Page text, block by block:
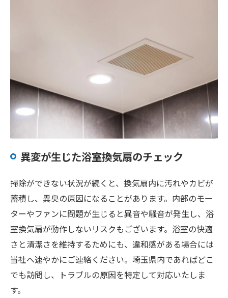
異変が生じた浴室換気扇のチェック
掃除ができない状況が続くと、換気扇内に汚れやカビが
蓄積し、異臭の原因になることがあります。内部のモー
ターやファンに問題が生じると異音や騒音が発生し、浴
室換気扇が動作しないリスクもございます。浴室の快適
さと清潔さを維持するためにも、違和感がある場合には
当社へ速やかにご連絡ください。埼玉県内であればどこ
でも訪問し、トラブルの原因を特定して対応いたしま
す。